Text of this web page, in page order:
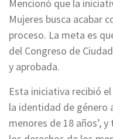
Mencionó que la
Mujeres busca acabar
proceso. La meta es
del Congreso de
y aprobada.
Esta iniciativa recibió
la identidad de género
menores de 18 años’,